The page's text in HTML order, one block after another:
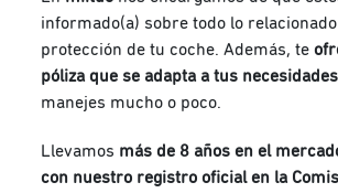
informado(a) sobre todo lo
protección de tu coche. Además, te
póliza que se adapta a tus necesidades
manejes mucho o poco.
Llevamos más de 8 años en el
con nuestro registro oficial en la